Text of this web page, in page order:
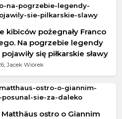
kibiców pożegnały Franco
Na pogrzebie legendy
się piłkarskie sławy
Jacek Wiórek
ostro o Giannim